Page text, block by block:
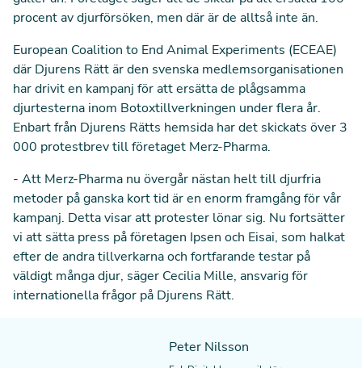
procent av djurförsöken, men där är de alltså inte än.
European Coalition to End Animal Experiments (ECEAE)
där Djurens Rätt är den svenska medlemsorganisationen
har drivit en kampanj för att ersätta de plågsamma
djurtesterna inom Botoxtillverkningen under flera år.
Enbart från Djurens Rätts hemsida har det skickats över 3
000 protestbrev till företaget Merz-Pharma.
- Att Merz-Pharma nu övergår nästan helt till djurfria
metoder på ganska kort tid är en enorm framgång för vår
kampanj. Detta visar att protester lönar sig. Nu fortsätter
vi att sätta press på företagen Ipsen och Eisai, som halkat
efter de andra tillverkarna och fortfarande testar på
väldigt många djur, säger Cecilia Mille, ansvarig för
internationella frågor på Djurens Rätt.
Peter Nilsson